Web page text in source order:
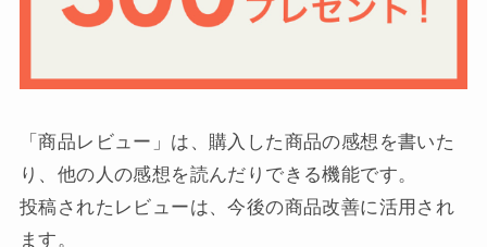
「商品レビュー」は、購入した商品の感想を書いた
り、他の人の感想を読んだりできる機能です。
投稿されたレビューは、今後の商品改善に活用され
ます。